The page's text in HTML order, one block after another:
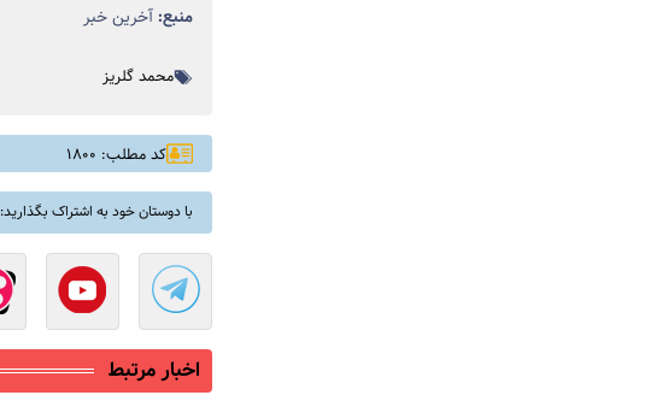
منبع:آخرین خبر
محمد گلریز
کد مطلب: ۱۸۰۰
با دوستان خود به اشتراک بگذارید:
اخبار مرتبط